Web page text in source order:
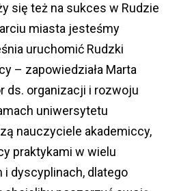
się też na sukces w Rudzie
miasta jesteśmy
uruchomić Rudzki
– zapowiedziała Marta
ds. organizacji i rozwoju
uniwersytetu
nauczyciele akademiccy,
praktykami w wielu
dyscyplinach, dlatego